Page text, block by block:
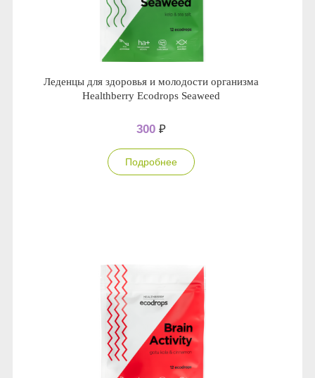
Леденцы для здоровья и молодости организма
Healthberry Ecodrops Seaweed
300 ₽
Подробнее